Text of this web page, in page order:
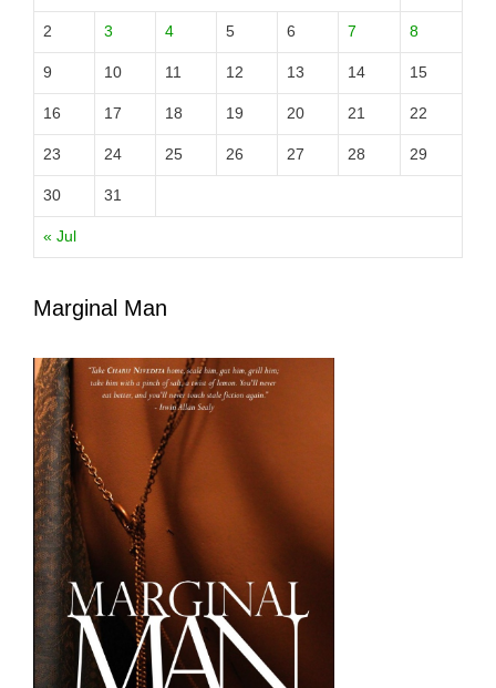
« Jul
2 3 4 5 6 7 8
9 10 11 12 13 14 15
16 17 18 19 20 21 22
23 24 25 26 27 28 29
30 31
Marginal Man